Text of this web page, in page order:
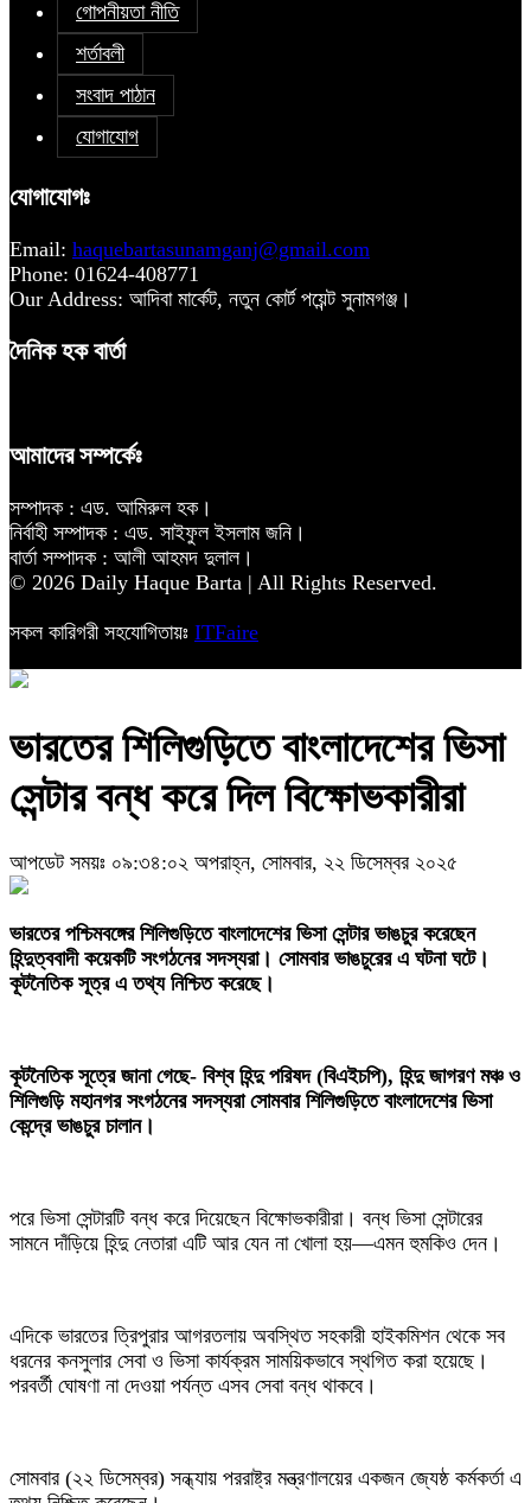
গোপনীয়তা নীতি
শর্তাবলী
সংবাদ পাঠান
যোগাযোগ
যোগাযোগঃ
Email: haquebartasunamganj@gmail.com
Phone: 01624-408771
Our Address: আদিবা মার্কেট, নতুন কোর্ট পয়েন্ট সুনামগঞ্জ।
দৈনিক হক বার্তা
আমাদের সম্পর্কেঃ
সম্পাদক : এড. আমিরুল হক।
নির্বাহী সম্পাদক : এড. সাইফুল ইসলাম জনি।
বার্তা সম্পাদক : আলী আহমদ দুলাল।
© 2026 Daily Haque Barta | All Rights Reserved.
সকল কারিগরী সহযোগিতায়ঃ ITFaire
ভারতের শিলিগুড়িতে বাংলাদেশের ভিসা
সেন্টার বন্ধ করে দিল বিক্ষোভকারীরা
আপডেট সময়ঃ ০৯:৩৪:০২ অপরাহ্ন, সোমবার, ২২ ডিসেম্বর ২০২৫
‎ভারতের পশ্চিমবঙ্গের শিলিগুড়িতে বাংলাদেশের ভিসা সেন্টার ভাঙচুর করেছেন
হিন্দুত্ববাদী কয়েকটি সংগঠনের সদস্যরা। সোমবার ভাঙচুরের এ ঘটনা ঘটে।
কূটনৈতিক সূত্র এ তথ্য নিশ্চিত করেছে।
‎কূটনৈতিক সূত্রে জানা গেছে- বিশ্ব হিন্দু পরিষদ (বিএইচপি), হিন্দু জাগরণ মঞ্চ ও
শিলিগুড়ি মহানগর সংগঠনের সদস্যরা সোমবার শিলিগুড়িতে বাংলাদেশের ভিসা
কেন্দ্রে ভাঙচুর চালান।
পরে ভিসা সেন্টারটি বন্ধ করে দিয়েছেন বিক্ষোভকারীরা। বন্ধ ভিসা সেন্টারের
সামনে দাঁড়িয়ে হিন্দু নেতারা এটি আর যেন না খোলা হয়—এমন হুমকিও দেন।
‎এদিকে ভারতের ত্রিপুরার আগরতলায় অবস্থিত সহকারী হাইকমিশন থেকে সব
ধরনের কনসুলার সেবা ও ভিসা কার্যক্রম সাময়িকভাবে স্থগিত করা হয়েছে।
পরবর্তী ঘোষণা না দেওয়া পর্যন্ত এসব সেবা বন্ধ থাকবে।
‎সোমবার (২২ ডিসেম্বর) সন্ধ্যায় পররাষ্ট্র মন্ত্রণালয়ের একজন জ্যেষ্ঠ কর্মকর্তা এ